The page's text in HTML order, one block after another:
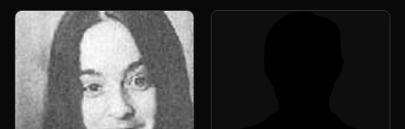
BrandstiftungFestnahme:1984Urteil:30
Jahre Haft,...
war Krankenpfleger, der